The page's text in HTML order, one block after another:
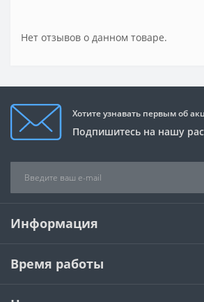
Нет отзывов о данном товаре.
Хотите узнавать первым об
Подпишитесь на нашу
Информация
Время работы